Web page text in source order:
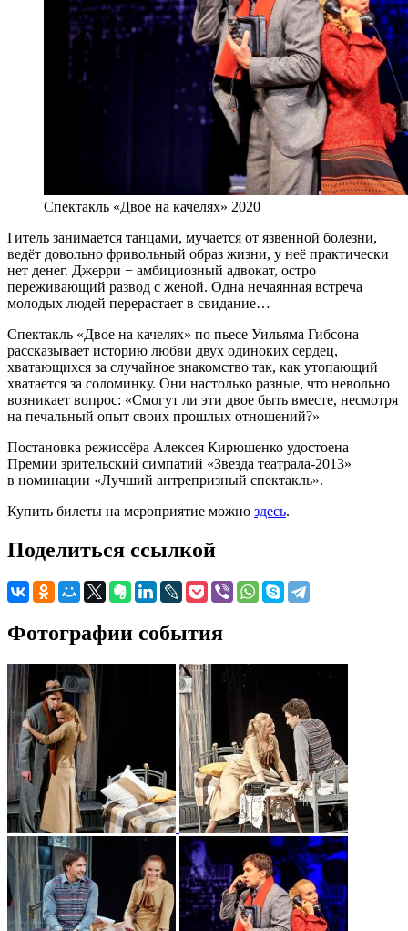
Спектакль «Двое на качелях» 2020
Гитель занимается танцами, мучается от язвенной болезни,
ведёт довольно фривольный образ жизни, у неё практически
нет денег. Джерри − амбициозный адвокат, остро
переживающий развод с женой. Одна нечаянная встреча
молодых людей перерастает в свидание…
Спектакль «Двое на качелях» по пьесе Уильяма Гибсона
рассказывает историю любви двух одиноких сердец,
хватающихся за случайное знакомство так, как утопающий
хватается за соломинку. Они настолько разные, что невольно
возникает вопрос: «Смогут ли эти двое быть вместе, несмотря
на печальный опыт своих прошлых отношений?»
Постановка режиссёра Алексея Кирюшенко удостоена
Премии зрительский симпатий «Звезда театрала-2013»
в номинации «Лучший антрепризный спектакль».
Купить билеты на мероприятие можно здесь.
Поделиться ссылкой
Фотографии события